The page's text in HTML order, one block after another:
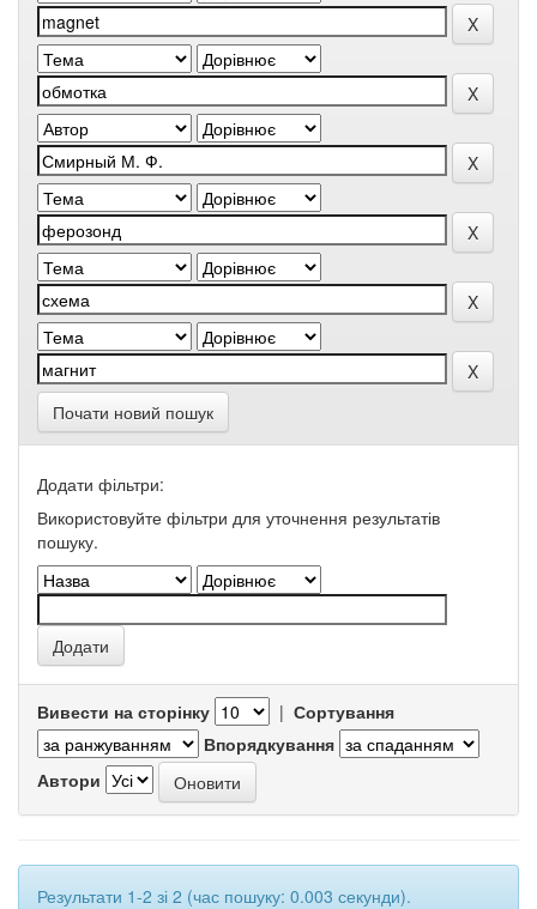
Почати новий пошук
Додати фільтри:
Використовуйте фільтри для уточнення результатів
пошуку.
Вивести на сторінку | Сортування
Впорядкування
Автори
Результати 1-2 зі 2 (час пошуку: 0.003 секунди).